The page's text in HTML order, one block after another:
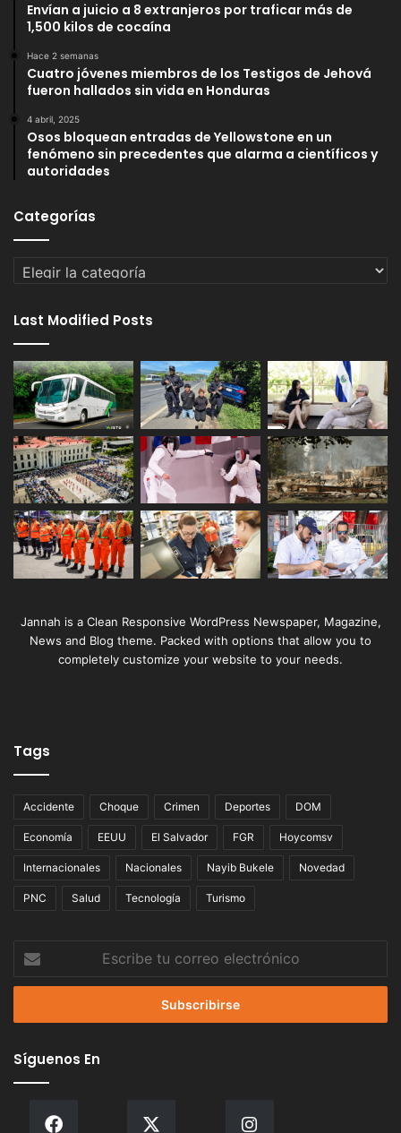
Envían a juicio a 8 extranjeros por traficar más de
1,500 kilos de cocaína
Hace 2 semanas
Cuatro jóvenes miembros de los Testigos de Jehová
fueron hallados sin vida en Honduras
4 abril, 2025
Osos bloquean entradas de Yellowstone en un
fenómeno sin precedentes que alarma a científicos y
autoridades
Categorías
Categorías
Last Modified Posts
Jannah is a Clean Responsive WordPress Newspaper, Magazine,
News and Blog theme. Packed with options that allow you to
completely customize your website to your needs.
Tags
Accidente Choque Crimen Deportes DOM
Economía EEUU El Salvador FGR Hoycomsv
Internacionales Nacionales Nayib Bukele Novedad
PNC Salud Tecnología Turismo
correo
Síguenos En